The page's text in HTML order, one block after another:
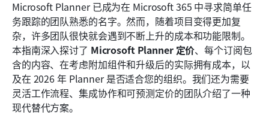
Microsoft Planner 已成为在 Microsoft 365 中寻求简单任
务跟踪的团队熟悉的名字。然而，随着项目变得更加复
杂，许多团队很快就会遇到不断上升的成本和功能限制。
本指南深入探讨了 Microsoft Planner 定价、每个订阅包
含的内容、在考虑附加组件和升级后的实际拥有成本，以
及在 2026 年 Planner 是否适合您的组织。我们还为需要
灵活工作流程、集成协作和可预测定价的团队介绍了一种
现代替代方案。
直接比较：Microsoft Planner 与 Lark
结论
常见问题
相关阅读